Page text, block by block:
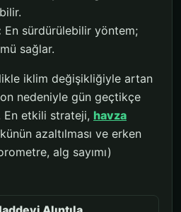
En sürdürülebilir yöntem;
sağlar.
iklim değişikliğiyle artan
nedeniyle gün geçtikçe
En etkili strateji, havza
azaltılması ve erken
alg sayımı)